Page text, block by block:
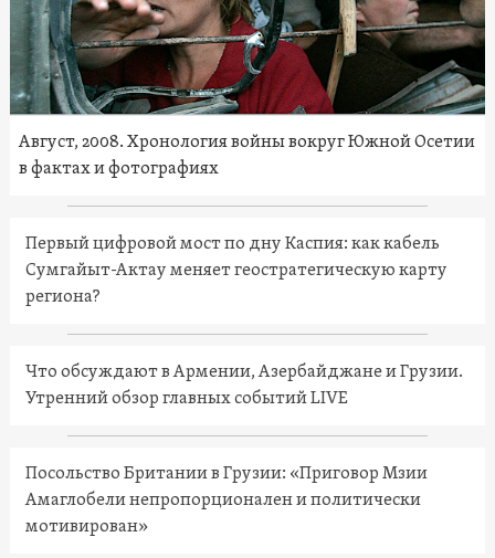
Август, 2008. Хронология войны вокруг Южной Осетии
в фактах и фотографиях
Первый цифровой мост по дну Каспия: как кабель
Сумгайыт-Актау меняет геостратегическую карту
региона?
Что обсуждают в Армении, Азербайджане и Грузии.
Утренний обзор главных событий LIVE
Посольство Британии в Грузии: «Приговор Мзии
Амаглобели непропорционален и политически
мотивирован»